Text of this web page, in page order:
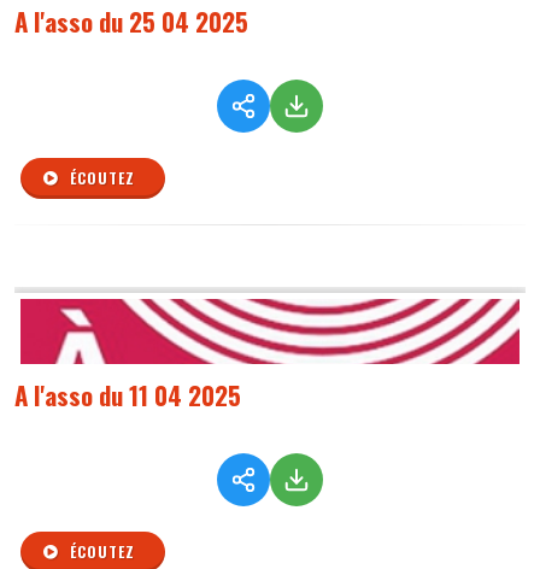
A l'asso du 25 04 2025
ÉCOUTEZ
A l'asso du 11 04 2025
ÉCOUTEZ